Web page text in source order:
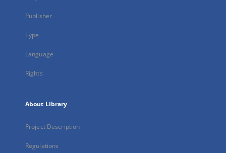
Publisher
Type
Language
Rights
About Library
Project Description
Regulations